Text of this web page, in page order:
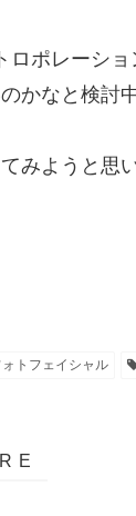
ポレーシ
かなと検討中
みようと思い
ォトフェイシャル